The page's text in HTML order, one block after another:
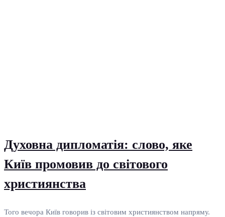
Духовна дипломатія: слово, яке
Київ промовив до світового
християнства
Того вечора Київ говорив із світовим християнством напряму.